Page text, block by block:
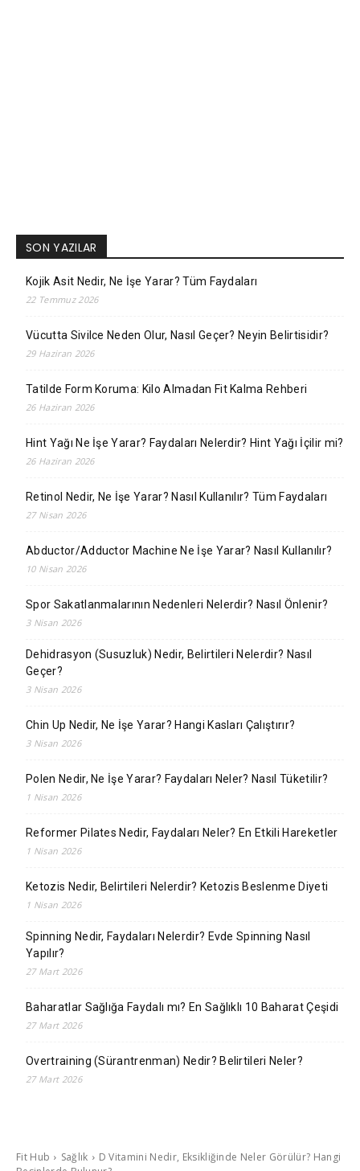
SON YAZILAR
Kojik Asit Nedir, Ne İşe Yarar? Tüm Faydaları
22 Temmuz 2026
Vücutta Sivilce Neden Olur, Nasıl Geçer? Neyin Belirtisidir?
29 Haziran 2026
Tatilde Form Koruma: Kilo Almadan Fit Kalma Rehberi
26 Haziran 2026
Hint Yağı Ne İşe Yarar? Faydaları Nelerdir? Hint Yağı İçilir mi?
26 Haziran 2026
Retinol Nedir, Ne İşe Yarar? Nasıl Kullanılır? Tüm Faydaları
27 Nisan 2026
Abductor/Adductor Machine Ne İşe Yarar? Nasıl Kullanılır?
10 Nisan 2026
Spor Sakatlanmalarının Nedenleri Nelerdir? Nasıl Önlenir?
3 Nisan 2026
Dehidrasyon (Susuzluk) Nedir, Belirtileri Nelerdir? Nasıl
Geçer?
3 Nisan 2026
Chin Up Nedir, Ne İşe Yarar? Hangi Kasları Çalıştırır?
3 Nisan 2026
Polen Nedir, Ne İşe Yarar? Faydaları Neler? Nasıl Tüketilir?
1 Nisan 2026
Reformer Pilates Nedir, Faydaları Neler? En Etkili Hareketler
1 Nisan 2026
Ketozis Nedir, Belirtileri Nelerdir? Ketozis Beslenme Diyeti
1 Nisan 2026
Spinning Nedir, Faydaları Nelerdir? Evde Spinning Nasıl
Yapılır?
27 Mart 2026
Baharatlar Sağlığa Faydalı mı? En Sağlıklı 10 Baharat Çeşidi
27 Mart 2026
Overtraining (Sürantrenman) Nedir? Belirtileri Neler?
27 Mart 2026